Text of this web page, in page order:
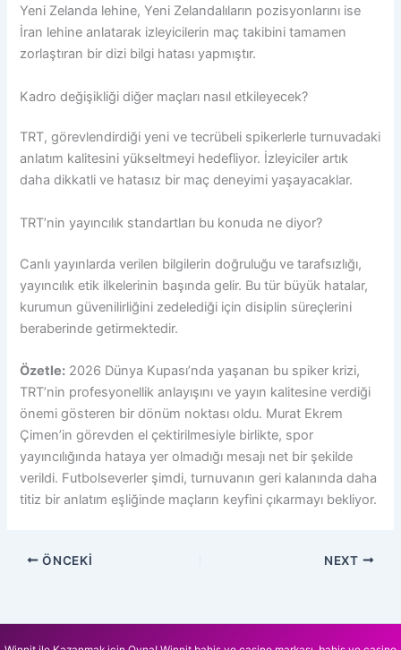
Yeni Zelanda lehine, Yeni Zelandalıların pozisyonlarını ise
İran lehine anlatarak izleyicilerin maç takibini tamamen
zorlaştıran bir dizi bilgi hatası yapmıştır.
Kadro değişikliği diğer maçları nasıl etkileyecek?
TRT, görevlendirdiği yeni ve tecrübeli spikerlerle turnuvadaki
anlatım kalitesini yükseltmeyi hedefliyor. İzleyiciler artık
daha dikkatli ve hatasız bir maç deneyimi yaşayacaklar.
TRT’nin yayıncılık standartları bu konuda ne diyor?
Canlı yayınlarda verilen bilgilerin doğruluğu ve tarafsızlığı,
yayıncılık etik ilkelerinin başında gelir. Bu tür büyük hatalar,
kurumun güvenilirliğini zedelediği için disiplin süreçlerini
beraberinde getirmektedir.
Özetle: 2026 Dünya Kupası’nda yaşanan bu spiker krizi,
TRT’nin profesyonellik anlayışını ve yayın kalitesine verdiği
önemi gösteren bir dönüm noktası oldu. Murat Ekrem
Çimen’in görevden el çektirilmesiyle birlikte, spor
yayıncılığında hataya yer olmadığı mesajı net bir şekilde
verildi. Futbolseverler şimdi, turnuvanın geri kalanında daha
titiz bir anlatım eşliğinde maçların keyfini çıkarmayı bekliyor.
ÖNCEKI NEXT